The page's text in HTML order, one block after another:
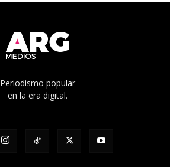
Periodismo popular
en la era digital.